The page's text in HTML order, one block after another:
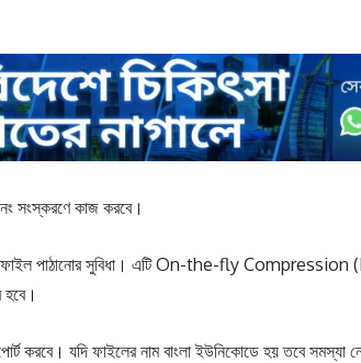
সংস্করণে কাজ করবে।
পাঠানোর সুবিধা। এটি On-the-fly Compression
হবে।
করবে। যদি ফাইলের নাম বাংলা ইউনিকোডে হয় তবে সমস্যা